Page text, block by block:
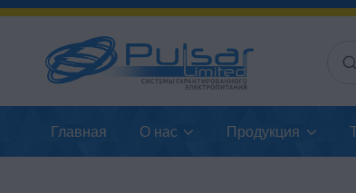
Главная О нас Продукция